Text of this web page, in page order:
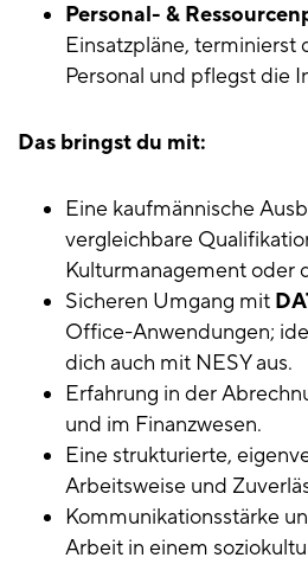
Personal- &
Einsatzpläne, terminierst
Personal und pflegst die
Das bringst du mit:
Eine kaufmännische
vergleichbare
Kulturmanagement oder
Sicheren Umgang mit
Office-Anwendungen;
dich auch mit NESY aus.
Erfahrung in der
und im Finanzwesen.
Eine strukturierte,
Arbeitsweise und
Kommunikationsstärke
Arbeit in einem